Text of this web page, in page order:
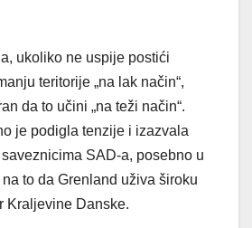
ukoliko ne uspije postići
teritorije „na lak način“,
da to učini „na teži način“.
je podigla tenzije i izazvala
SAD-a, posebno u
to da Grenland uživa široku
Kraljevine Danske.